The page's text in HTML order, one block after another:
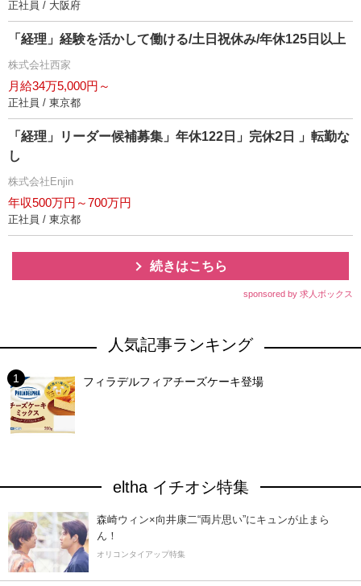
正社員 / 大阪府
「経理」経験を活かして働ける/土日祝休み/年休125日以上
株式会社西家
月給34万5,000円～
正社員 / 東京都
「経理」リーダー候補募集」年休122日」完休2日 」転勤な
し
株式会社Enjin
年収500万円～700万円
正社員 / 東京都
続きはこちら
sponsored by 求人ボックス
人気記事ランキング
フィラデルフィアチーズケーキ登場
eltha イチオシ特集
森崎ウィン×向井康二“両片思い”にキュンが止まら
ん！
オリコンタイアップ特集